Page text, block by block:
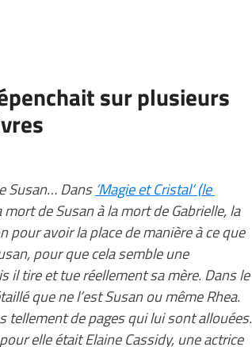
sur plusieurs
Susan… Dans ‘Magie et Cristal’ (le
de Susan à la mort de Gabrielle, la
pour avoir la place de manière à ce que
pour que cela semble une
il tire et tue réellement sa mère. Dans le
que ne l’est Susan ou même Rhea.
tellement de pages qui lui sont allouées.
elle était Elaine Cassidy, une actrice